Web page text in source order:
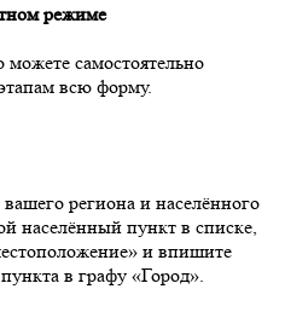
режиме
самостоятельно
всю форму.
региона и населённого
населённый пункт в списке,
и впишите
в графу «Город».